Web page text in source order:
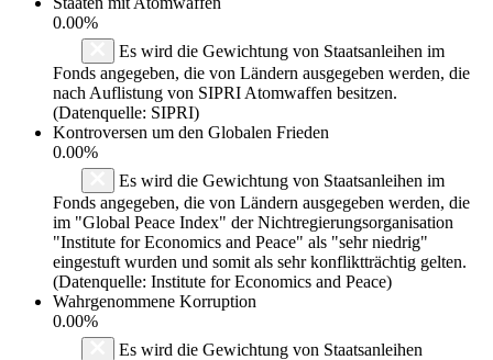
0.00%
Es wird die Gewichtung von Staatsanleihen im
Fonds angegeben, die von Ländern ausgegeben werden, die
nach Auflistung von SIPRI Atomwaffen besitzen.
(Datenquelle: SIPRI)
Kontroversen um den Globalen Frieden
0.00%
Es wird die Gewichtung von Staatsanleihen im
Fonds angegeben, die von Ländern ausgegeben werden, die
im "Global Peace Index" der Nichtregierungsorganisation
"Institute for Economics and Peace" als "sehr niedrig"
eingestuft wurden und somit als sehr konfliktträchtig gelten.
(Datenquelle: Institute for Economics and Peace)
Wahrgenommene Korruption
0.00%
Es wird die Gewichtung von Staatsanleihen